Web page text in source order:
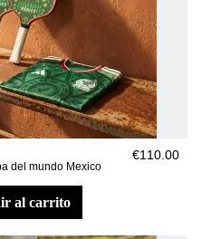
del mundo Mexico
€110.00
al carrito